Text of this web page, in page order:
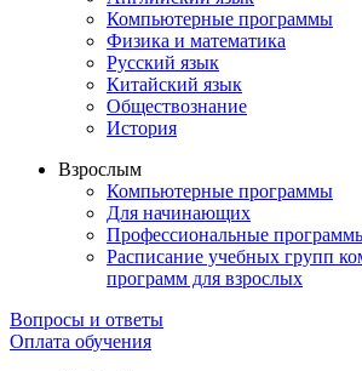
Компьютерные программы
Физика и математика
Русский язык
Китайский язык
Обществознание
История
Взрослым
Компьютерные программы
Для начинающих
Профессиональные
Расписание учебных групп
программ для взрослых
Вопросы и ответы
Оплата обучения